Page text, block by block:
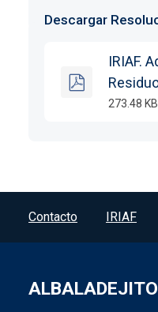
Descargar
IRIAF.
273.48 KB
Pie de
Contacto IRIAF